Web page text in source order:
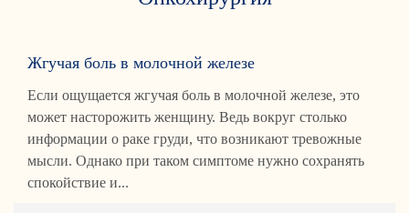
Жгучая боль в молочной железе
Если ощущается жгучая боль в молочной железе, это
может насторожить женщину. Ведь вокруг столько
информации о раке груди, что возникают тревожные
мысли. Однако при таком симптоме нужно сохранять
спокойствие и...